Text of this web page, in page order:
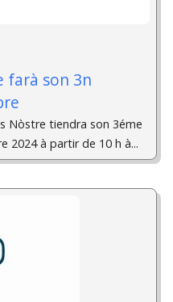
farà son 3n
Nòstre tiendra son 3éme
2024 à partir de 10 h à...